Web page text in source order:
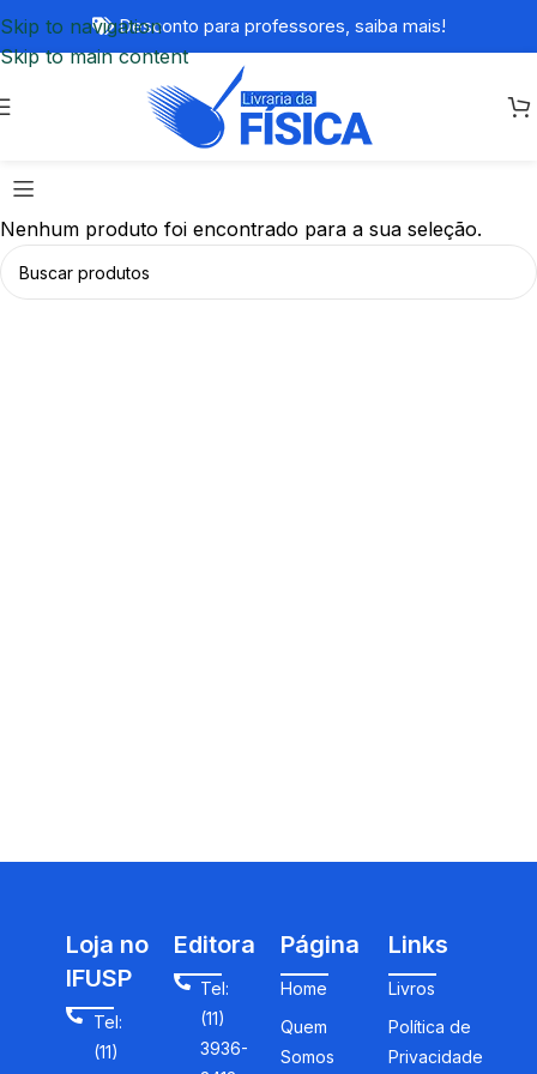
Skip to navigation
Skip to main content
Desconto para professores, saiba mais!
Nenhum produto foi encontrado para a sua seleção.
Loja no
IFUSP
Tel:
(11)
Editora
Tel:
(11)
3936-
Página
Home
Quem
Somos
Links
Livros
Política de
Privacidade